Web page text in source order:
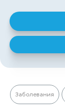
Заболевания